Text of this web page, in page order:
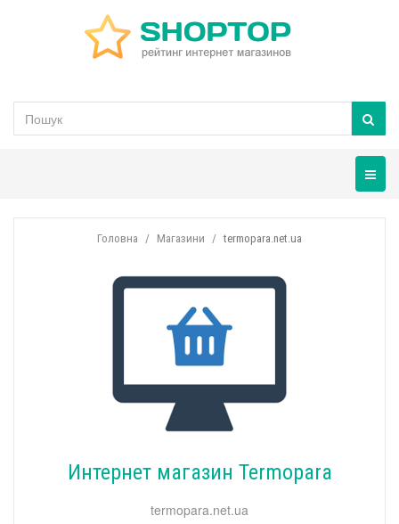
Головна Магазини termopara.net.ua
Интернет магазин Termopara
termopara.net.ua